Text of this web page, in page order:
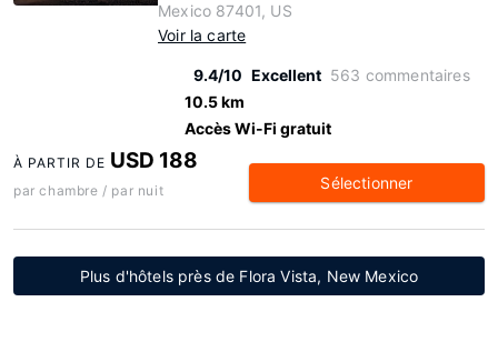
Mexico 87401, US
Voir la carte
9.4/10 Excellent 563 commentaires
10.5 km
Accès Wi-Fi gratuit
À PARTIR DE USD 188
par chambre / par nuit Sélectionner
Plus d'hôtels près de Flora Vista, New Mexico